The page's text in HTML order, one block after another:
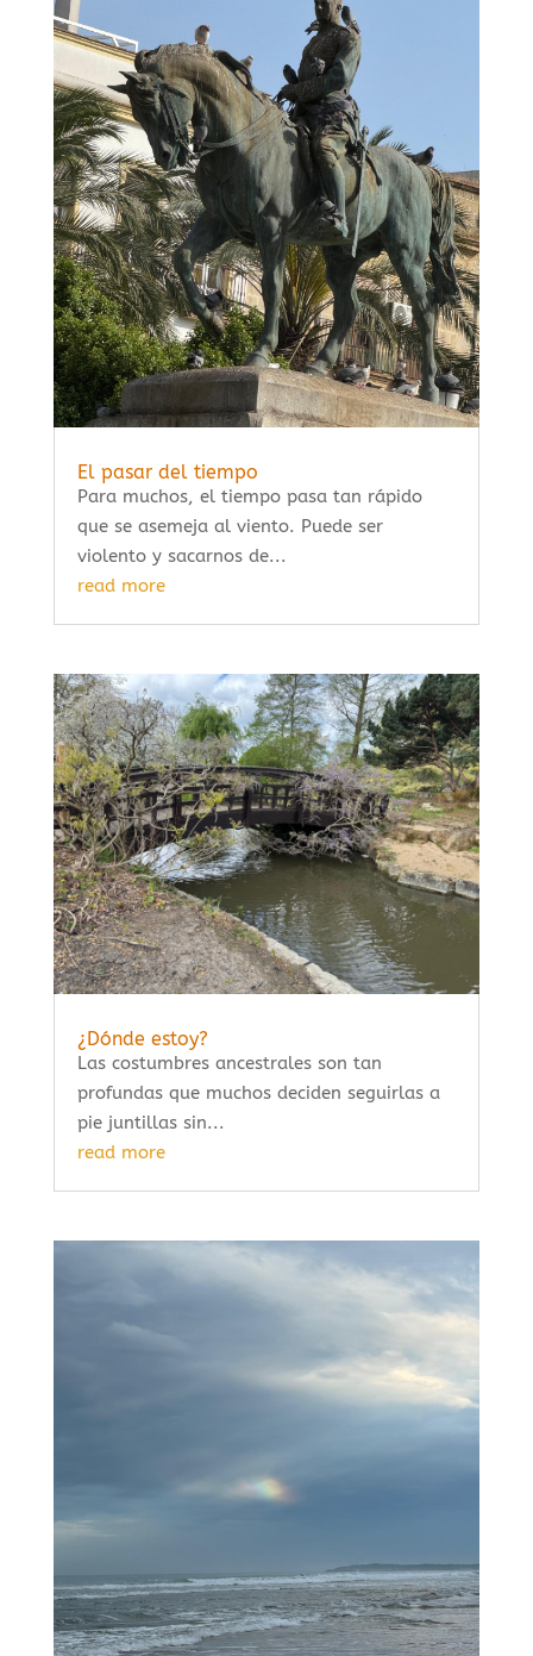
El pasar del tiempo
Para muchos, el tiempo pasa tan rápido
que se asemeja al viento. Puede ser
violento y sacarnos de...
read more
¿Dónde estoy?
Las costumbres ancestrales son tan
profundas que muchos deciden seguirlas a
pie juntillas sin...
read more